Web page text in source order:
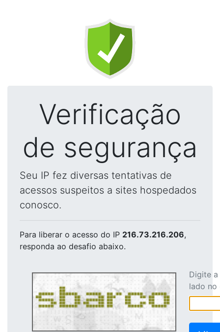
Verificação
de segurança
Seu IP fez diversas tentativas de
acessos suspeitos a sites hospedados
conosco.
Para liberar o acesso do IP 216.73.216.206,
responda ao desafio abaixo.
Digite
lado no